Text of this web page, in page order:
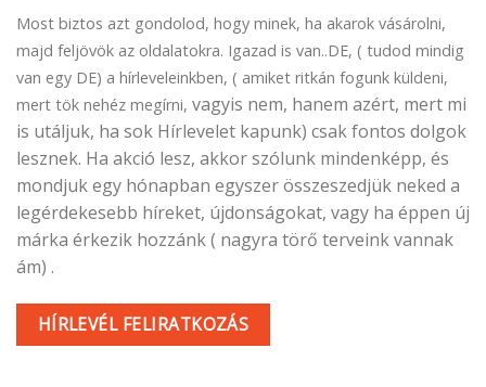
Most biztos azt gondolod, hogy minek, ha akarok vásárolni,
majd feljövök az oldalatokra. Igazad is van..DE, ( tudod mindig
van egy DE) a hírleveleinkben, ( amiket ritkán fogunk küldeni,
mert tök nehéz megírni, vagyis nem, hanem azért, mert mi
is utáljuk, ha sok Hírlevelet kapunk) csak fontos dolgok
lesznek. Ha akció lesz, akkor szólunk mindenképp, és
mondjuk egy hónapban egyszer összeszedjük neked a
legérdekesebb híreket, újdonságokat, vagy ha éppen új
márka érkezik hozzánk ( nagyra törő terveink vannak
ám) .
HÍRLEVÉL FELIRATKOZÁS